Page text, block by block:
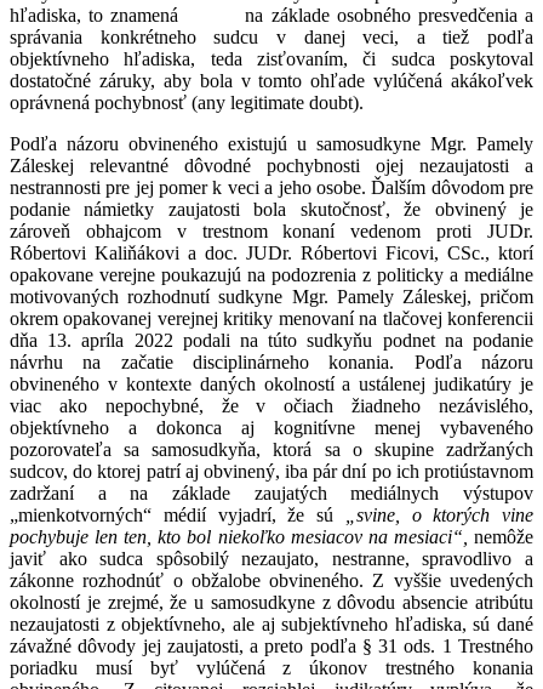
hľadiska, to znamená na základe osobného presvedčenia a
správania konkrétneho sudcu v danej veci, a tiež podľa
objektívneho hľadiska, teda zisťovaním, či sudca poskytoval
dostatočné záruky, aby bola v tomto ohľade vylúčená akákoľvek
oprávnená pochybnosť (any legitimate doubt).
Podľa názoru obvineného existujú u samosudkyne Mgr. Pamely
Záleskej relevantné dôvodné pochybnosti ojej nezaujatosti a
nestrannosti pre jej pomer k veci a jeho osobe. Ďalším dôvodom pre
podanie námietky zaujatosti bola skutočnosť, že obvinený je
zároveň obhajcom v trestnom konaní vedenom proti JUDr.
Róbertovi Kaliňákovi a doc. JUDr. Róbertovi Ficovi, CSc., ktorí
opakovane verejne poukazujú na podozrenia z politicky a mediálne
motivovaných rozhodnutí sudkyne Mgr. Pamely Záleskej, pričom
okrem opakovanej verejnej kritiky menovaní na tlačovej konferencii
dňa 13. apríla 2022 podali na túto sudkyňu podnet na podanie
návrhu na začatie disciplinárneho konania. Podľa názoru
obvineného v kontexte daných okolností a ustálenej judikatúry je
viac ako nepochybné, že v očiach žiadneho nezávislého,
objektívneho a dokonca aj kognitívne menej vybaveného
pozorovateľa sa samosudkyňa, ktorá sa o skupine zadržaných
sudcov, do ktorej patrí aj obvinený, iba pár dní po ich protiústavnom
zadržaní a na základe zaujatých mediálnych výstupov
„mienkotvorných“ médií vyjadrí, že sú
„svine, o ktorých vine
pochybuje len ten, kto bol niekoľko mesiacov na mesiaci“, nemôže
javiť ako sudca spôsobilý nezaujato, nestranne, spravodlivo a
zákonne rozhodnúť o obžalobe obvineného. Z vyššie uvedených
okolností je zrejmé, že u samosudkyne z dôvodu absencie atribútu
nezaujatosti z objektívneho, ale aj subjektívneho hľadiska, sú dané
závažné dôvody jej zaujatosti, a preto podľa § 31 ods. 1 Trestného
poriadku musí byť vylúčená z úkonov trestného konania